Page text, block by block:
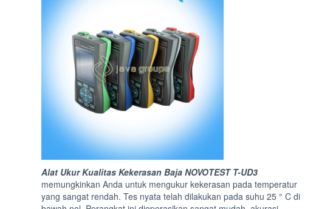
Alat Ukur Kualitas Kekerasan Baja NOVOTEST T-UD3
memungkinkan Anda untuk mengukur kekerasan pada temperatur
yang sangat rendah. Tes nyata telah dilakukan pada suhu 25 ° C di